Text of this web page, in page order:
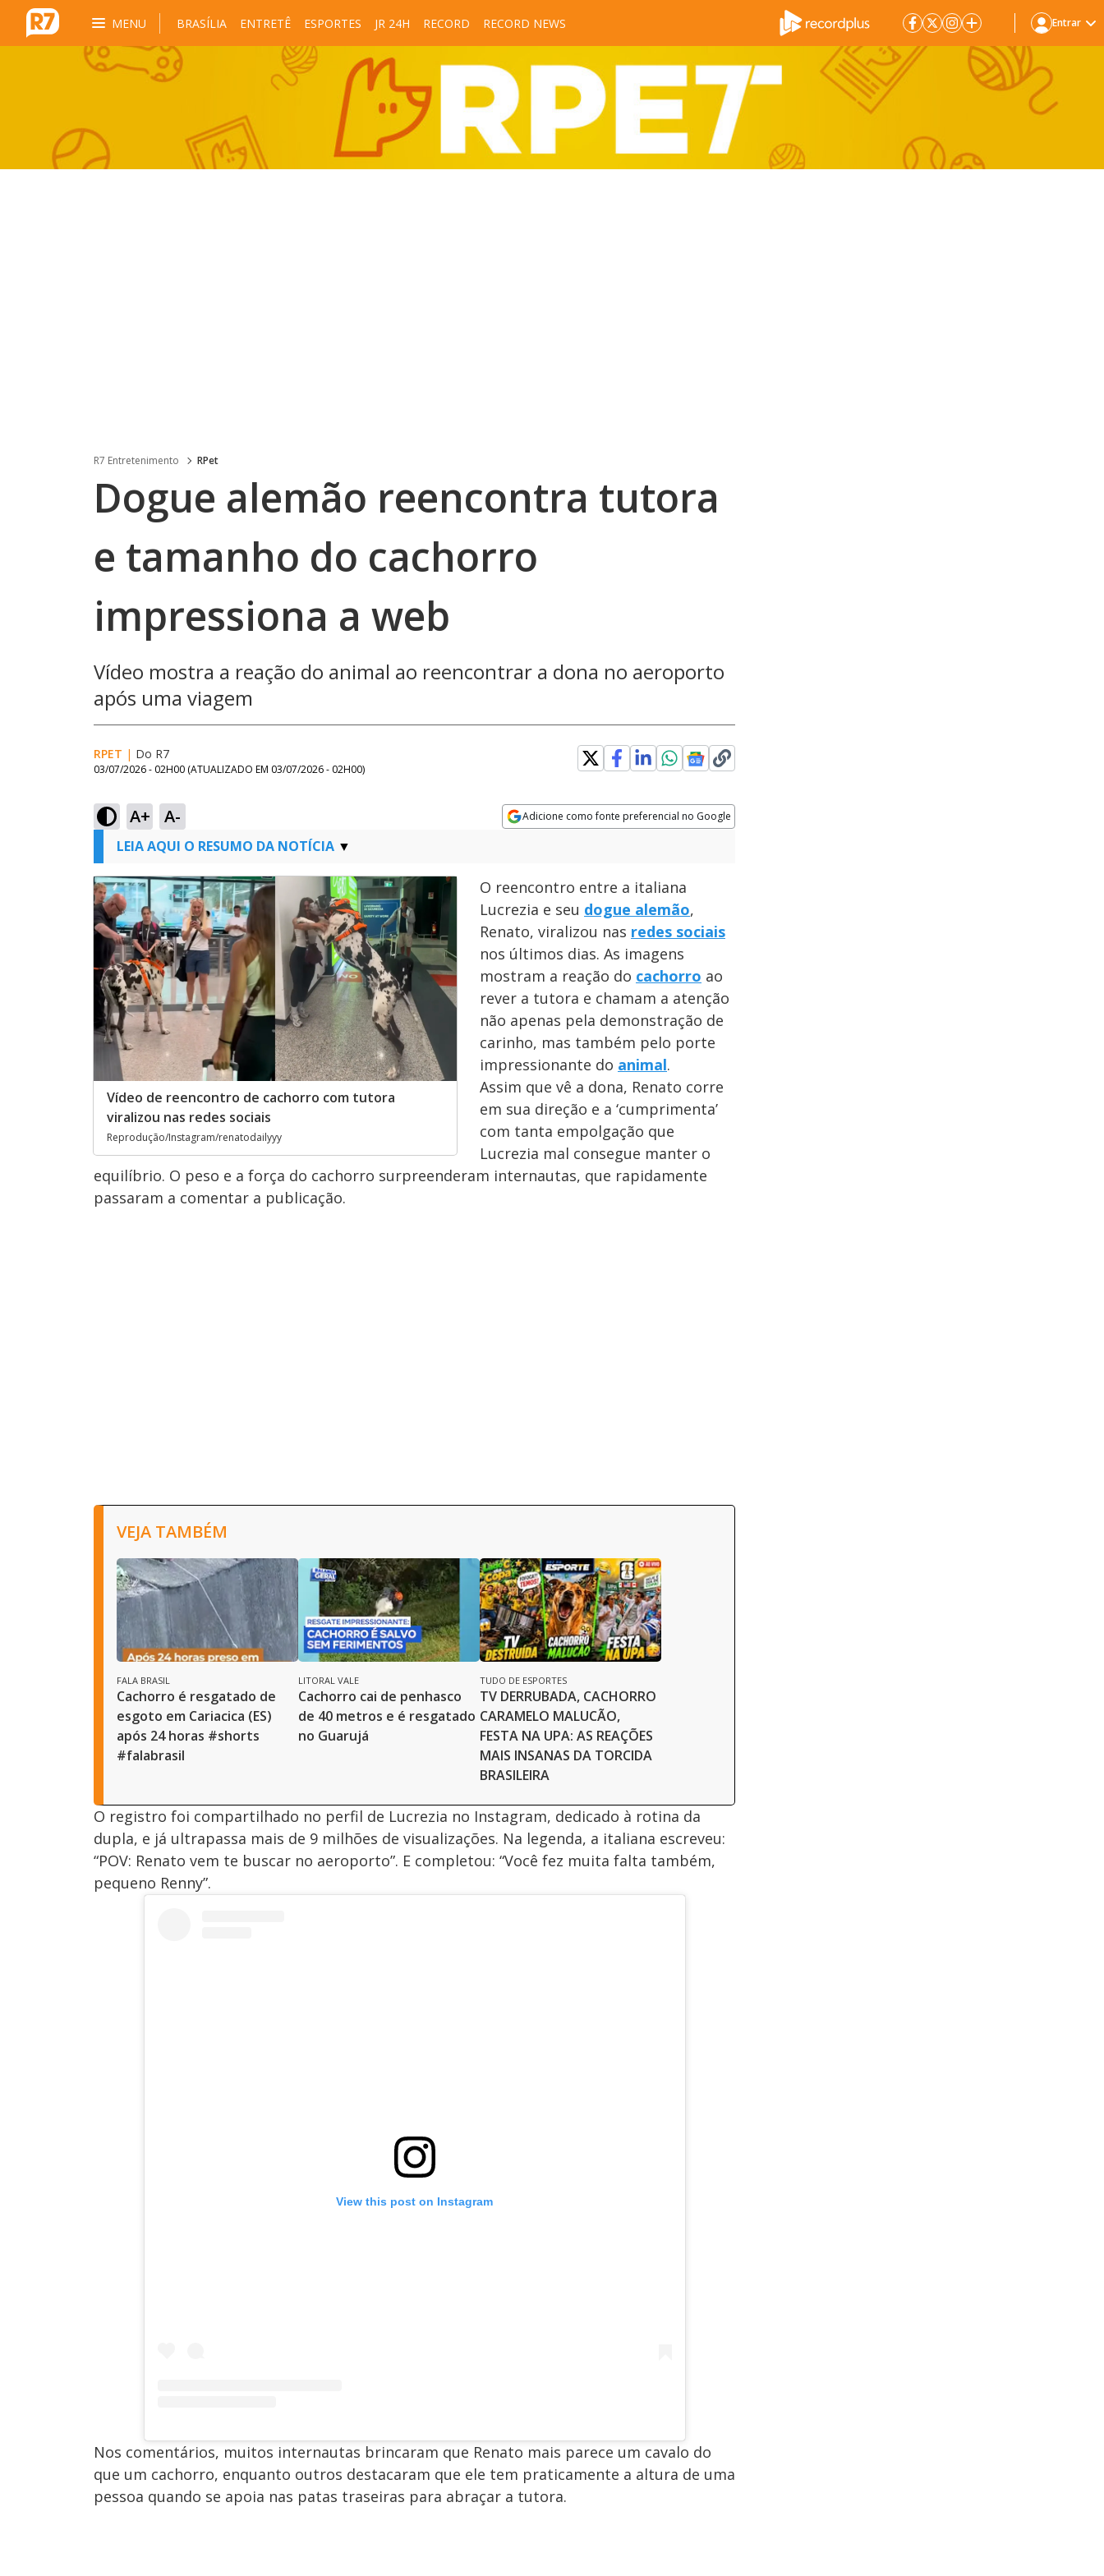
MENU BRASÍLIA ENTRETÊ ESPORTES JR 24H RECORD RECORD NEWS Entrar
R7 Entretenimento RPet
Dogue alemão reencontra tutora
e tamanho do cachorro
impressiona a web
Vídeo mostra a reação do animal ao reencontrar a dona no aeroporto
após uma viagem
RPET | Do R7
03/07/2026 - 02H00 (ATUALIZADO EM 03/07/2026 - 02H00)
A+ A- Adicione como fonte preferencial no Google
LEIA AQUI O RESUMO DA NOTÍCIA
Vídeo de reencontro de cachorro com tutora
viralizou nas redes sociais
Reprodução/Instagram/renatodailyyy
O reencontro entre a italiana
Lucrezia e seu dogue alemão,
Renato, viralizou nas redes sociais
nos últimos dias. As imagens
mostram a reação do cachorro ao
rever a tutora e chamam a atenção
não apenas pela demonstração de
carinho, mas também pelo porte
impressionante do animal.
Assim que vê a dona, Renato corre
em sua direção e a ‘cumprimenta’
com tanta empolgação que
Lucrezia mal consegue manter o
equilíbrio. O peso e a força do cachorro surpreenderam internautas, que rapidamente
passaram a comentar a publicação.
VEJA TAMBÉM
FALA BRASIL
Cachorro é resgatado de
esgoto em Cariacica (ES)
após 24 horas #shorts
#falabrasil
LITORAL VALE
Cachorro cai de penhasco
de 40 metros e é resgatado
no Guarujá
TUDO DE ESPORTES
TV DERRUBADA, CACHORRO
CARAMELO MALUCÃO,
FESTA NA UPA: AS REAÇÕES
MAIS INSANAS DA TORCIDA
BRASILEIRA
O registro foi compartilhado no perfil de Lucrezia no Instagram, dedicado à rotina da
dupla, e já ultrapassa mais de 9 milhões de visualizações. Na legenda, a italiana escreveu:
“POV: Renato vem te buscar no aeroporto”. E completou: “Você fez muita falta também,
pequeno Renny”.
View this post on Instagram
Nos comentários, muitos internautas brincaram que Renato mais parece um cavalo do
que um cachorro, enquanto outros destacaram que ele tem praticamente a altura de uma
pessoa quando se apoia nas patas traseiras para abraçar a tutora.